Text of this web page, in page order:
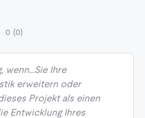
0 (0)
wenn…Sie Ihre
erweitern oder
Projekt als einen
Entwicklung Ihres